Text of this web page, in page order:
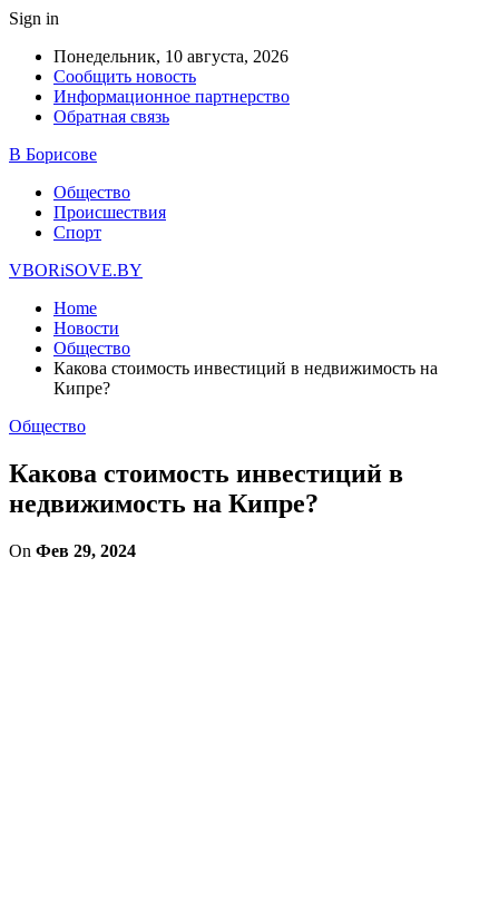
Sign in
Понедельник, 10 августа, 2026
Сообщить новость
Информационное партнерство
Обратная связь
В Борисове
Общество
Происшествия
Спорт
VBORiSOVE.BY
Home
Новости
Общество
Какова стоимость инвестиций в недвижимость на
Кипре?
Общество
Какова стоимость инвестиций в
недвижимость на Кипре?
On Фев 29, 2024